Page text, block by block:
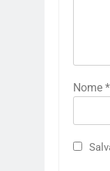
Nome *